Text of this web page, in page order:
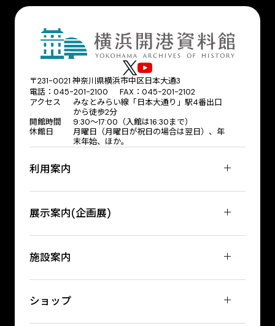
〒231-0021 神奈川県横浜市中区日本大通3
電話：045-201-2100 FAX：045-201-2102
アクセス
みなとみらい線「日本大通り」駅4番出口
から徒歩2分
開館時間
9:30〜17:00（入館は16:30まで）
休館日
月曜日（月曜日が祝日の場合は翌日）、年
末年始、ほか。
利用案内
展示案内(企画展)
施設案内
ショップ